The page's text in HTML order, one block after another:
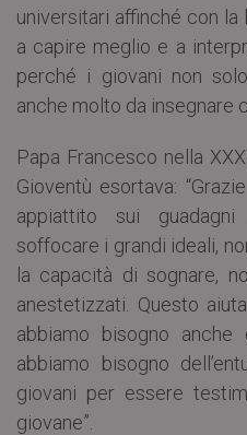
universitari affinché con
a capire meglio e a
perché i giovani non
anche molto da insegnare
Papa Francesco nella
Gioventù esortava:
appiattito sui
soffocare i grandi ideali,
la capacità di sognare,
anestetizzati. Questo
abbiamo bisogno anche
abbiamo bisogno
giovani per essere
giovane”.